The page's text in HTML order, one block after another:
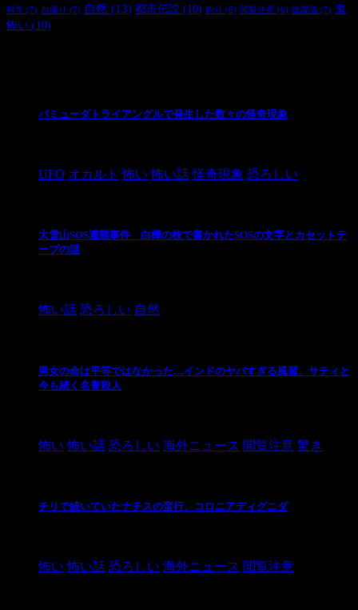
科学 (7) 自撮り (7) 自然 (13) 都市伝説 (10) 釣り (6) 閲覧注意 (6) 陰謀論 (7) 鬼
怖い (10)
バミューダトライアングルで発生した数々の怪奇現象
UFO オカルト 怖い 怖い話 怪奇現象 恐ろしい
大雪山SOS遭難事件 白樺の枝で書かれたSOSの文字とカセットテ
ープの謎
怖い話 恐ろしい 自然
男女の命は平等ではなかった…インドのヤバすぎる風習、サティと
今も続く名誉殺人
怖い 怖い話 恐ろしい 海外ニュース 閲覧注意 驚き
チリで続いていたナチスの蛮行、コロニアディグニダ
怖い 怖い話 恐ろしい 海外ニュース 閲覧注意